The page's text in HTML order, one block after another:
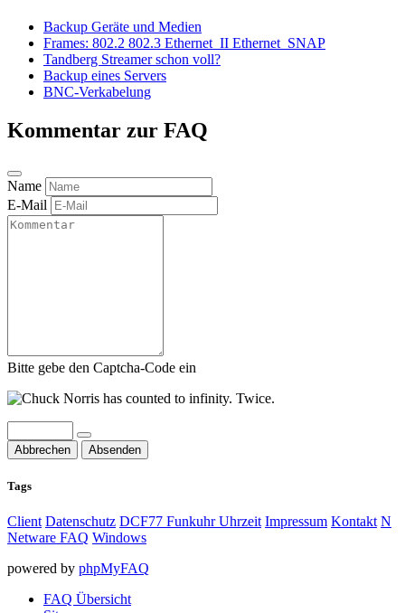
Backup Geräte und Medien
Frames: 802.2 802.3 Ethernet_II Ethernet_SNAP
Tandberg Streamer schon voll?
Backup eines Servers
BNC-Verkabelung
Kommentar zur FAQ
Name
E-Mail
Bitte gebe den Captcha-Code ein
Abbrechen Absenden
Tags
Client Datenschutz DCF77 Funkuhr Uhrzeit Impressum Kontakt N
Netware FAQ Windows
powered by phpMyFAQ
FAQ Übersicht